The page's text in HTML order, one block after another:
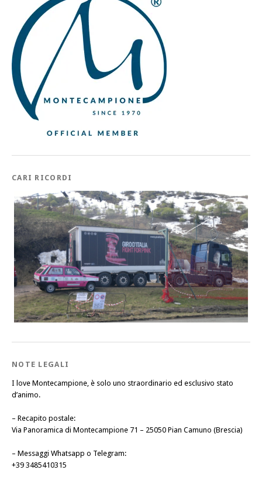
CARI RICORDI
NOTE LEGALI
I love Montecampione, è solo uno straordinario ed esclusivo stato
d’animo.
– Recapito postale:
Via Panoramica di Montecampione 71 – 25050 Pian Camuno (Brescia)
– Messaggi Whatsapp o Telegram:
+39 3485410315